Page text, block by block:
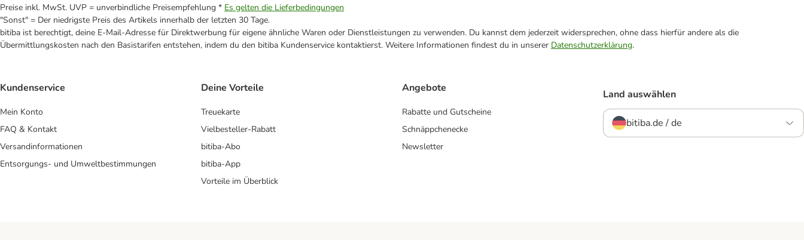
Preise inkl. MwSt. UVP = unverbindliche Preisempfehlung * Es gelten die Lieferbedingungen
"Sonst" = Der niedrigste Preis des Artikels innerhalb der letzten 30 Tage.
bitiba ist berechtigt, deine E-Mail-Adresse für Direktwerbung für eigene ähnliche Waren oder Dienstleistungen zu verwenden. Du kannst dem jederzeit widersprechen, ohne dass hierfür andere als die
Übermittlungskosten nach den Basistarifen entstehen, indem du den bitiba Kundenservice kontaktierst. Weitere Informationen findest du in unserer Datenschutzerklärung.
Kundenservice
Mein Konto
FAQ & Kontakt
Versandinformationen
Entsorgungs- und Umweltbestimmungen
Deine Vorteile
Treuekarte
Vielbesteller-Rabatt
bitiba-Abo
bitiba-App
Vorteile im Überblick
Angebote
Rabatte und Gutscheine
Schnäppchenecke
Newsletter
Land auswählen
bitiba.de / de